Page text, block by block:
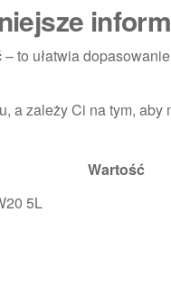
to ułatwia
zależy Ci na tym, aby
Wartość
5L